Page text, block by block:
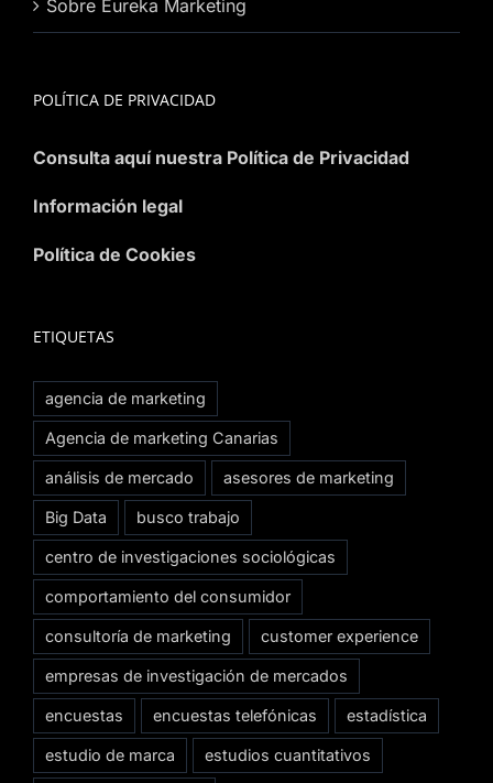
Sobre Eureka Marketing
POLÍTICA DE PRIVACIDAD
Consulta aquí nuestra Política de Privacidad
Información legal
Política de Cookies
ETIQUETAS
agencia de marketing
Agencia de marketing Canarias
análisis de mercado asesores de marketing
Big Data busco trabajo
centro de investigaciones sociológicas
comportamiento del consumidor
consultoría de marketing customer experience
empresas de investigación de mercados
encuestas encuestas telefónicas estadística
estudio de marca estudios cuantitativos